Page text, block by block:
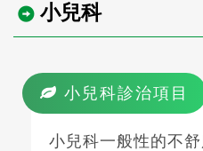
小兒科
小兒科診治項目
小兒科一般性的不